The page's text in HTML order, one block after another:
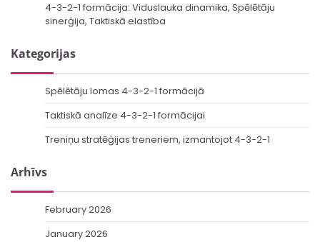
4-3-2-1 formācija: Viduslauka dinamika, Spēlētāju
sinerģija, Taktiskā elastība
Kategorijas
Spēlētāju lomas 4-3-2-1 formācijā
Taktiskā analīze 4-3-2-1 formācijai
Treniņu stratēģijas treneriem, izmantojot 4-3-2-1
Arhīvs
February 2026
January 2026